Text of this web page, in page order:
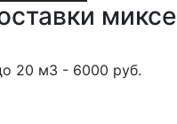
20 м3 - 6000 руб.